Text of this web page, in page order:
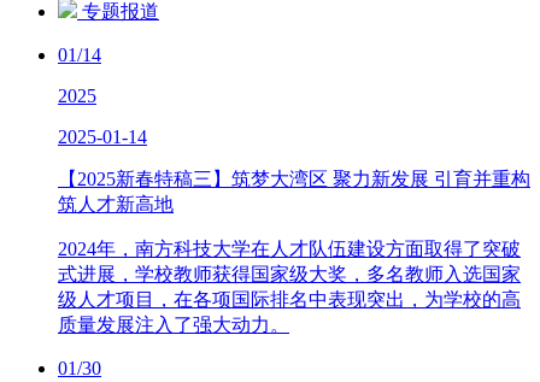
专题报道
01/14
2025
2025-01-14
【2025新春特稿三】筑梦大湾区 聚力新发展 引育并重构
筑人才新高地
2024年，南方科技大学在人才队伍建设方面取得了突破
式进展，学校教师获得国家级大奖，多名教师入选国家
级人才项目，在各项国际排名中表现突出，为学校的高
质量发展注入了强大动力。
01/30